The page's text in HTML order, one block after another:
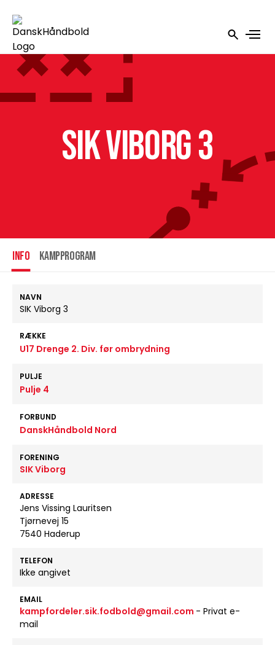
SIK Viborg 3
INFO Kampprogram
NAVN
SIK Viborg 3
RÆKKE
U17 Drenge 2. Div. før ombrydning
PULJE
Pulje 4
FORBUND
DanskHåndbold Nord
FORENING
SIK Viborg
ADRESSE
Jens Vissing Lauritsen
Tjørnevej 15
7540 Haderup
TELEFON
Ikke angivet
EMAIL
kampfordeler.sik.fodbold@gmail.com - Privat e-
mail